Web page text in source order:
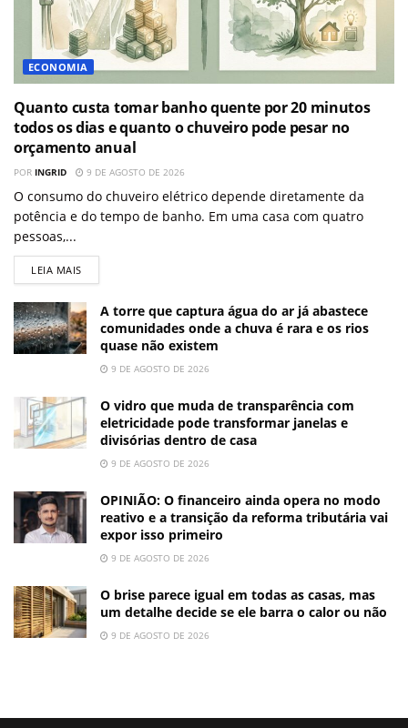
ECONOMIA
Quanto custa tomar banho quente por 20 minutos
todos os dias e quanto o chuveiro pode pesar no
orçamento anual
POR INGRID 9 DE AGOSTO DE 2026
O consumo do chuveiro elétrico depende diretamente da
potência e do tempo de banho. Em uma casa com quatro
pessoas,...
LEIA MAIS
A torre que captura água do ar já abastece
comunidades onde a chuva é rara e os rios
quase não existem
9 DE AGOSTO DE 2026
O vidro que muda de transparência com
eletricidade pode transformar janelas e
divisórias dentro de casa
9 DE AGOSTO DE 2026
OPINIÃO: O financeiro ainda opera no modo
reativo e a transição da reforma tributária vai
expor isso primeiro
9 DE AGOSTO DE 2026
O brise parece igual em todas as casas, mas
um detalhe decide se ele barra o calor ou não
9 DE AGOSTO DE 2026